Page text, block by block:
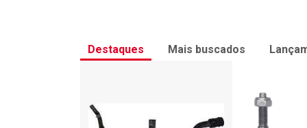
Destaques Mais buscados